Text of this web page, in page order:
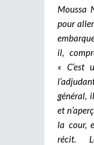
Moussa
pour
il,
« C’est
général,
et
la cour,
récit.